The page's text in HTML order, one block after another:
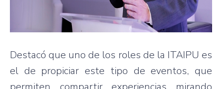
Destacó que uno de los roles de la ITAIPU es
el de propiciar este tipo de eventos, que